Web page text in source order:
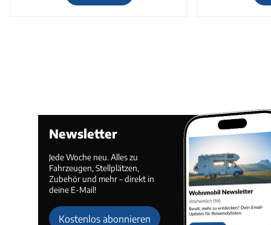
Newsletter
Jede Woche neu. Alles zu
Fahrzeugen, Stellplätzen,
Zubehör und mehr – direkt in
deine E-Mail!
Kostenlos abonnieren